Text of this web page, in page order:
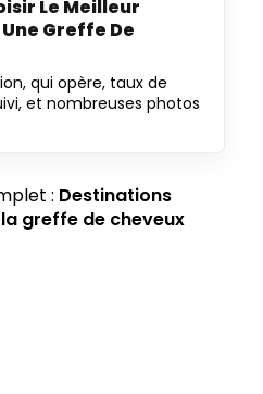
Le Meilleur
Greffe De
qui opère, taux de
et nombreuses photos
: Destinations
greffe de cheveux